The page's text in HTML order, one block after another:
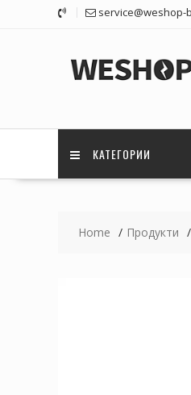
service@weshop-
КАТЕГОРИИ
Home Продукти